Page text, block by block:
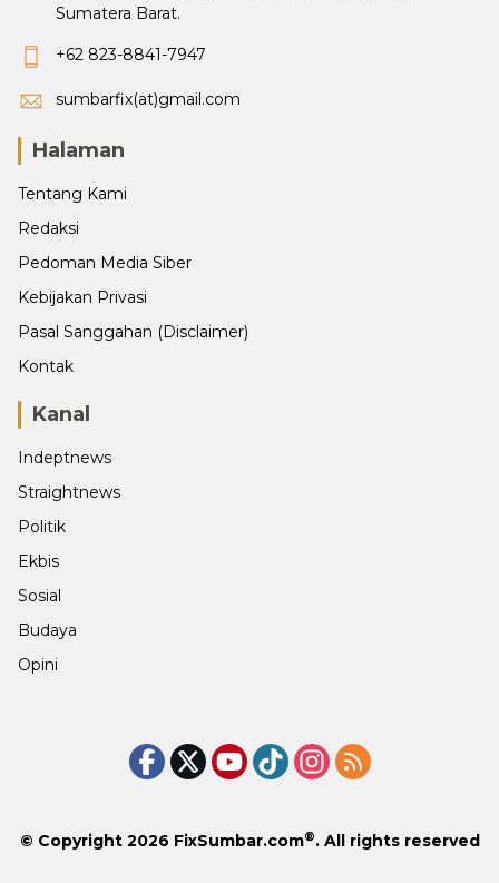
Sumatera Barat.
+62 823-8841-7947
sumbarfix(at)gmail.com
Halaman
Tentang Kami
Redaksi
Pedoman Media Siber
Kebijakan Privasi
Pasal Sanggahan (Disclaimer)
Kontak
Kanal
Indeptnews
Straightnews
Politik
Ekbis
Sosial
Budaya
Opini
© Copyright 2026 FixSumbar.com®. All rights reserved